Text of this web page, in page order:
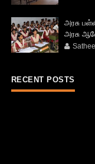
அரசு
அரசு
RECENT POSTS